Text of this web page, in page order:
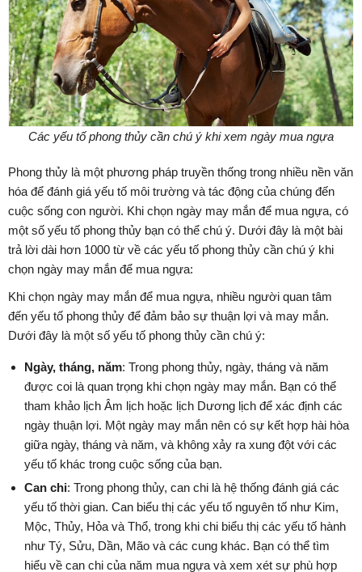
Các yếu tố phong thủy cần chú ý khi xem ngày mua ngựa
Phong thủy là một phương pháp truyền thống trong nhiều nền văn
hóa để đánh giá yếu tố môi trường và tác động của chúng đến
cuộc sống con người. Khi chọn ngày may mắn để mua ngựa, có
một số yếu tố phong thủy bạn có thể chú ý. Dưới đây là một bài
trả lời dài hơn 1000 từ về các yếu tố phong thủy cần chú ý khi
chọn ngày may mắn để mua ngựa:
Khi chọn ngày may mắn để mua ngựa, nhiều người quan tâm
đến yếu tố phong thủy để đảm bảo sự thuận lợi và may mắn.
Dưới đây là một số yếu tố phong thủy cần chú ý:
Ngày, tháng, năm: Trong phong thủy, ngày, tháng và năm
được coi là quan trọng khi chọn ngày may mắn. Bạn có thể
tham khảo lịch Âm lịch hoặc lịch Dương lịch để xác định các
ngày thuận lợi. Một ngày may mắn nên có sự kết hợp hài hòa
giữa ngày, tháng và năm, và không xảy ra xung đột với các
yếu tố khác trong cuộc sống của bạn.
Can chi: Trong phong thủy, can chi là hệ thống đánh giá các
yếu tố thời gian. Can biểu thị các yếu tố nguyên tố như Kim,
Mộc, Thủy, Hỏa và Thổ, trong khi chi biểu thị các yếu tố hành
như Tý, Sửu, Dần, Mão và các cung khác. Bạn có thể tìm
hiểu về can chi của năm mua ngựa và xem xét sự phù hợp